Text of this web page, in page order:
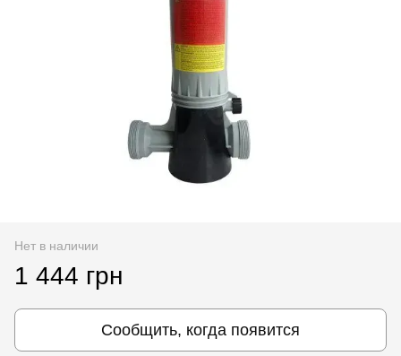
Нет в наличии
1 444 грн
Сообщить, когда появится